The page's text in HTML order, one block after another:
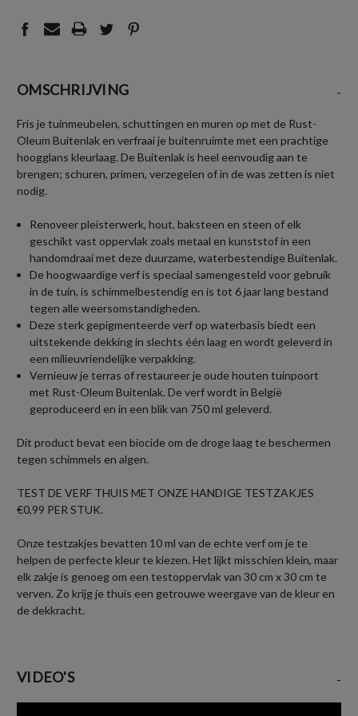
OMSCHRIJVING -
Fris je tuinmeubelen, schuttingen en muren op met de Rust-
Oleum Buitenlak en verfraai je buitenruimte met een prachtige
hoogglans kleurlaag. De Buitenlak is heel eenvoudig aan te
brengen; schuren, primen, verzegelen of in de was zetten is niet
nodig.
Renoveer pleisterwerk, hout, baksteen en steen of elk
geschikt vast oppervlak zoals metaal en kunststof in een
handomdraai met deze duurzame, waterbestendige Buitenlak.
De hoogwaardige verf is speciaal samengesteld voor gebruik
in de tuin, is schimmelbestendig en is tot 6 jaar lang bestand
tegen alle weersomstandigheden.
Deze sterk gepigmenteerde verf op waterbasis biedt een
uitstekende dekking in slechts één laag en wordt geleverd in
een milieuvriendelijke verpakking.
Vernieuw je terras of restaureer je oude houten tuinpoort
met Rust-Oleum Buitenlak. De verf wordt in België
geproduceerd en in een blik van 750 ml geleverd.
Dit product bevat een biocide om de droge laag te beschermen
tegen schimmels en algen.
TEST DE VERF THUIS MET ONZE HANDIGE TESTZAKJES
€0,99 PER STUK.
Onze testzakjes bevatten 10 ml van de echte verf om je te
helpen de perfecte kleur te kiezen. Het lijkt misschien klein, maar
elk zakje is genoeg om een testoppervlak van 30 cm x 30 cm te
verven. Zo krijg je thuis een getrouwe weergave van de kleur en
de dekkracht.
VIDEO'S -